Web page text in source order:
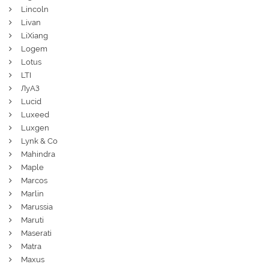
Lincoln
Livan
LiXiang
Logem
Lotus
LTI
ЛуАЗ
Lucid
Luxeed
Luxgen
Lynk & Co
Mahindra
Maple
Marcos
Marlin
Marussia
Maruti
Maserati
Matra
Maxus